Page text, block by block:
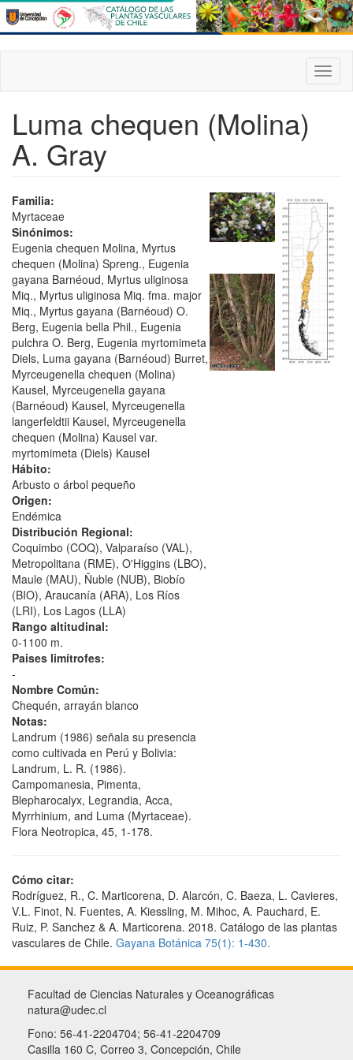
Pasar
al
contenido
principal
Luma chequen (Molina)
A. Gray
Familia:
Myrtaceae
Sinónimos:
Eugenia chequen Molina, Myrtus
chequen (Molina) Spreng., Eugenia
gayana Barnéoud, Myrtus uliginosa
Miq., Myrtus uliginosa Miq. fma. major
Miq., Myrtus gayana (Barnéoud) O.
Berg, Eugenia bella Phil., Eugenia
pulchra O. Berg, Eugenia myrtomimeta
Diels, Luma gayana (Barnéoud) Burret,
Myrceugenella chequen (Molina)
Kausel, Myrceugenella gayana
(Barnéoud) Kausel, Myrceugenella
langerfeldtii Kausel, Myrceugenella
chequen (Molina) Kausel var.
myrtomimeta (Diels) Kausel
Hábito:
Arbusto o árbol pequeño
Origen:
Endémica
Distribución Regional:
Coquimbo (COQ), Valparaíso (VAL),
Metropolitana (RME), O'Higgins (LBO),
Maule (MAU), Ñuble (NUB), Biobío
(BIO), Araucanía (ARA), Los Ríos
(LRI), Los Lagos (LLA)
Rango altitudinal:
0-1100 m.
Paises limítrofes:
-
Nombre Común:
Chequén, arrayán blanco
Notas:
Landrum (1986) señala su presencia
como cultivada en Perú y Bolivia:
Landrum, L. R. (1986).
Campomanesia, Pimenta,
Blepharocalyx, Legrandia, Acca,
Myrrhinium, and Luma (Myrtaceae).
Flora Neotropica, 45, 1-178.
Cómo citar:
Rodríguez, R., C. Marticorena, D. Alarcón, C. Baeza, L. Cavieres,
V.L. Finot, N. Fuentes, A. Kiessling, M. Mihoc, A. Pauchard, E.
Ruiz, P. Sanchez & A. Marticorena. 2018. Catálogo de las plantas
vasculares de Chile. Gayana Botánica 75(1): 1-430.
Facultad de Ciencias Naturales y Oceanográficas
natura@udec.cl
Fono: 56-41-2204704; 56-41-2204709
Casilla 160 C, Correo 3, Concepción, Chile